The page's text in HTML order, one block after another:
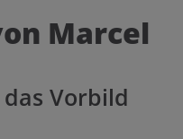
Marcel
das Vorbild